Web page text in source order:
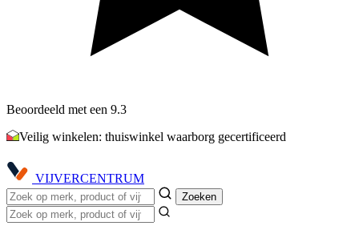
Beoordeeld met een 9.3
Veilig winkelen: thuiswinkel waarborg gecertificeerd
VIJVERCENTRUM
Zoeken